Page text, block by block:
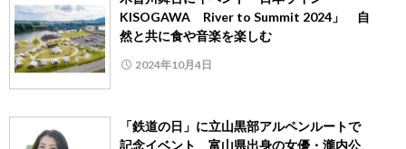
KISOGAWA River to Summit 2024」 自
然と共に食や音楽を楽しむ
2024年10月4日
「鉄道の日」に立山黒部アルペンルートで
記念イベント 富山県出身の女優・瀧内公